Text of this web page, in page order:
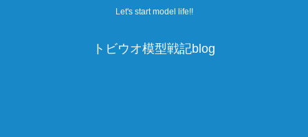
Let's start model life!!
トビウオ模型戦記blog